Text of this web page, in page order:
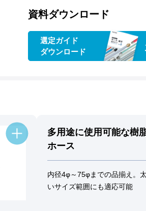
資料ダウンロード
選定ガイド
ダウンロード
多用途に使用可能な樹
ホース
内径4φ～75φまでの品揃え。太
いサイズ範囲にも適応可能